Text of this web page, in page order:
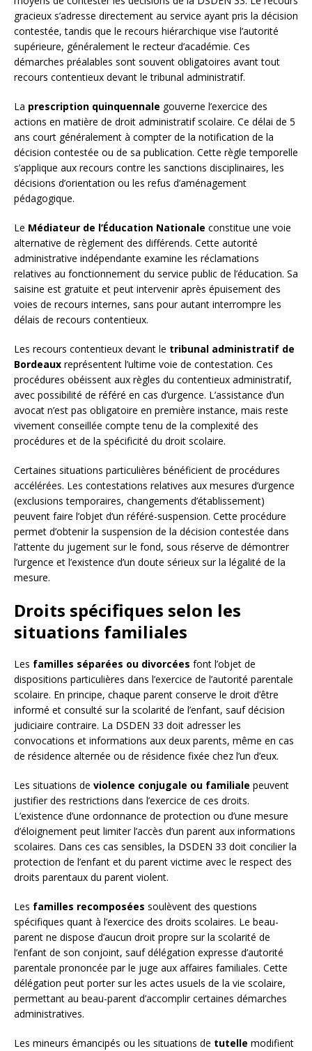
gracieux s’adresse directement au service ayant pris la décision
contestée, tandis que le recours hiérarchique vise l’autorité
supérieure, généralement le recteur d’académie. Ces
démarches préalables sont souvent obligatoires avant tout
recours contentieux devant le tribunal administratif.
La prescription quinquennale gouverne l’exercice des
actions en matière de droit administratif scolaire. Ce délai de 5
ans court généralement à compter de la notification de la
décision contestée ou de sa publication. Cette règle temporelle
s’applique aux recours contre les sanctions disciplinaires, les
décisions d’orientation ou les refus d’aménagement
pédagogique.
Le Médiateur de l’Éducation Nationale constitue une voie
alternative de règlement des différends. Cette autorité
administrative indépendante examine les réclamations
relatives au fonctionnement du service public de l’éducation. Sa
saisine est gratuite et peut intervenir après épuisement des
voies de recours internes, sans pour autant interrompre les
délais de recours contentieux.
Les recours contentieux devant le tribunal administratif de
Bordeaux représentent l’ultime voie de contestation. Ces
procédures obéissent aux règles du contentieux administratif,
avec possibilité de référé en cas d’urgence. L’assistance d’un
avocat n’est pas obligatoire en première instance, mais reste
vivement conseillée compte tenu de la complexité des
procédures et de la spécificité du droit scolaire.
Certaines situations particulières bénéficient de procédures
accélérées. Les contestations relatives aux mesures d’urgence
(exclusions temporaires, changements d’établissement)
peuvent faire l’objet d’un référé-suspension. Cette procédure
permet d’obtenir la suspension de la décision contestée dans
l’attente du jugement sur le fond, sous réserve de démontrer
l’urgence et l’existence d’un doute sérieux sur la légalité de la
mesure.
Droits spécifiques selon les
situations familiales
Les familles séparées ou divorcées font l’objet de
dispositions particulières dans l’exercice de l’autorité parentale
scolaire. En principe, chaque parent conserve le droit d’être
informé et consulté sur la scolarité de l’enfant, sauf décision
judiciaire contraire. La DSDEN 33 doit adresser les
convocations et informations aux deux parents, même en cas
de résidence alternée ou de résidence fixée chez l’un d’eux.
Les situations de violence conjugale ou familiale peuvent
justifier des restrictions dans l’exercice de ces droits.
L’existence d’une ordonnance de protection ou d’une mesure
d’éloignement peut limiter l’accès d’un parent aux informations
scolaires. Dans ces cas sensibles, la DSDEN 33 doit concilier la
protection de l’enfant et du parent victime avec le respect des
droits parentaux du parent violent.
Les familles recomposées soulèvent des questions
spécifiques quant à l’exercice des droits scolaires. Le beau-
parent ne dispose d’aucun droit propre sur la scolarité de
l’enfant de son conjoint, sauf délégation expresse d’autorité
parentale prononcée par le juge aux affaires familiales. Cette
délégation peut porter sur les actes usuels de la vie scolaire,
permettant au beau-parent d’accomplir certaines démarches
administratives.
Les mineurs émancipés ou les situations de tutelle modifient